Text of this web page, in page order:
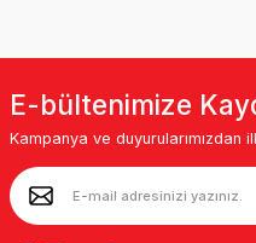
E-bültenimize
Kampanya ve duyurularımızdan